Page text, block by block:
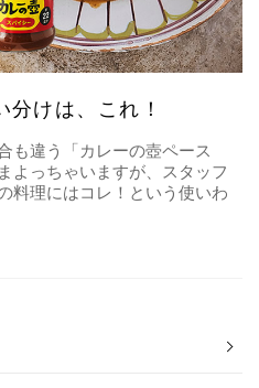
分けは、これ！
も違う「カレーの壺ペース
よっちゃいますが、スタッフ
料理にはコレ！という使いわ